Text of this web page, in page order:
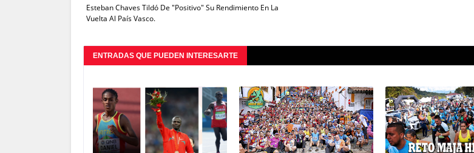
Esteban Chaves Tildó De "Positivo" Su Rendimiento En La
Vuelta Al País Vasco.
ENTRADAS QUE PUEDEN INTERESARTE